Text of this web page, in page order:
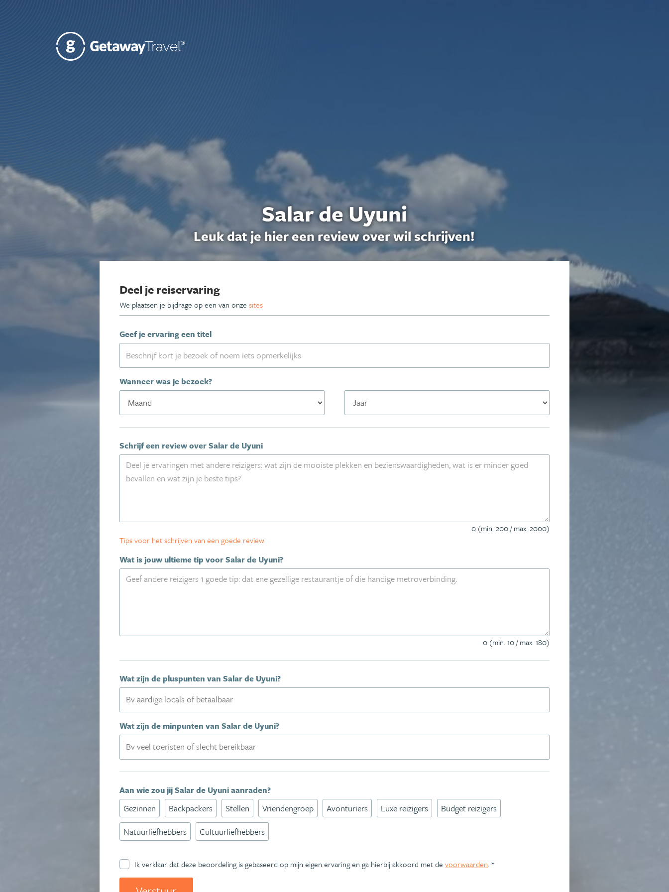
Salar de Uyuni
Leuk dat je hier een review over wil schrijven!
Deel je reiservaring
We plaatsen je bijdrage op een van onzesites
Geef je ervaring een titel
Wanneer was je bezoek?
Schrijf een review over Salar de Uyuni
0 (min. 200 / max. 2000)
Tips voor het schrijven van een goede review
Wat is jouw ultieme tip voor Salar de Uyuni?
0 (min. 10 / max. 180)
Wat zijn de pluspunten van Salar de Uyuni?
Wat zijn de minpunten van Salar de Uyuni?
Aan wie zou jij Salar de Uyuni aanraden?
Gezinnen Backpackers Stellen Vriendengroep Avonturiers Luxe reizigers
Budget reizigers
Natuurliefhebbers
Cultuurliefhebbers
Ik verklaar dat deze beoordeling is gebaseerd op mijn eigen ervaring en ga hierbij akkoord met devoorwaarden. *